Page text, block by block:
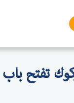
تفتح باب